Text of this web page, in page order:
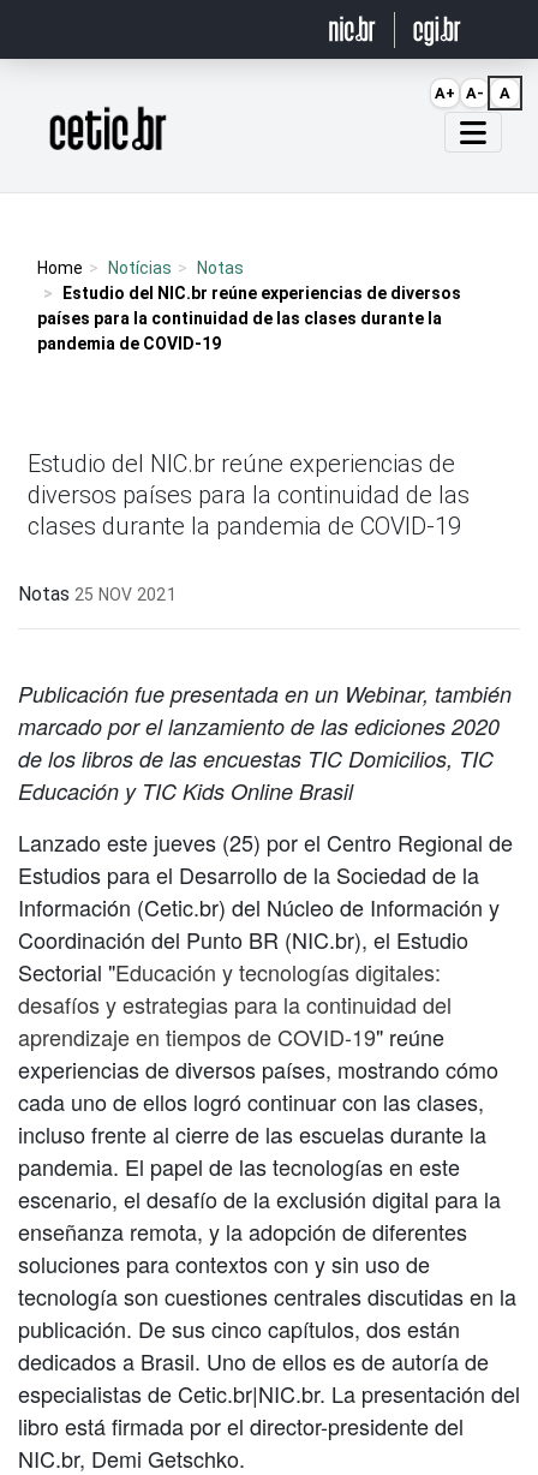
Página inicial
Home Notícias
Notas
Estudio del NIC.br reúne experiencias de diversos
países para la continuidad de las clases durante la
pandemia de COVID-19
Estudio del NIC.br reúne experiencias de
diversos países para la continuidad de las
clases durante la pandemia de COVID-19
Notas 25 NOV 2021
Publicación fue presentada en un Webinar, también
marcado por el lanzamiento de las ediciones 2020
de los libros de las encuestas TIC Domicilios, TIC
Educación y TIC Kids Online Brasil
Lanzado este jueves (25) por el Centro Regional de
Estudios para el Desarrollo de la Sociedad de la
Información (Cetic.br) del Núcleo de Información y
Coordinación del Punto BR (NIC.br), el Estudio
Sectorial "Educación y tecnologías digitales:
desafíos y estrategias para la continuidad del
aprendizaje en tiempos de COVID-19" reúne
experiencias de diversos países, mostrando cómo
cada uno de ellos logró continuar con las clases,
incluso frente al cierre de las escuelas durante la
pandemia. El papel de las tecnologías en este
escenario, el desafío de la exclusión digital para la
enseñanza remota, y la adopción de diferentes
soluciones para contextos con y sin uso de
tecnología son cuestiones centrales discutidas en la
publicación. De sus cinco capítulos, dos están
dedicados a Brasil. Uno de ellos es de autoría de
especialistas de Cetic.br|NIC.br. La presentación del
libro está firmada por el director-presidente del
NIC.br, Demi Getschko.
A+ A- A